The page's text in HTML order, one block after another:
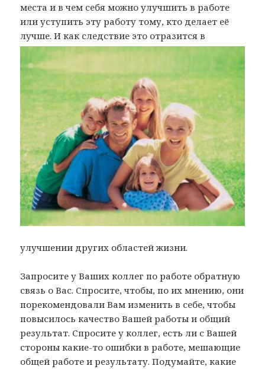
места и в чем себя можно улучшить в работе
или уступить эту работу тому, кто делает её
лучше. И как следствие это отразится в
улучшении других областей жизни.
Запросите у Ваших коллег по работе обратную
связь о Вас. Спросите, чтобы, по их мнению, они
порекомендовали Вам изменить в себе, чтобы
повысилось качество Вашей работы и общий
результат. Спросите у коллег, есть ли с Вашей
стороны какие-то ошибки в работе, мешающие
общей работе и результату. Подумайте, какие